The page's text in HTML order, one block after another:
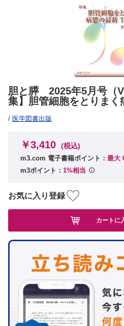
胆と膵 2025年5月号（
集】胆管細胞をとりま
/ 医学図書出版
￥3,410 (税込)
m3.com 電子書籍ポイント： 最大
m3ポイント： 1%相当
お気に入り登録
カートに